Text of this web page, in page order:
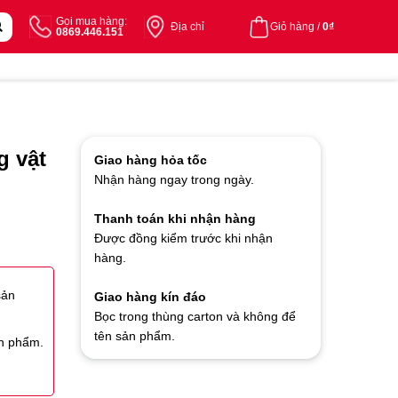
Gọi mua hàng:
0869.446.151
Địa chỉ Giỏ hàng /0₫
vật
phẩm.
Giao hàng hỏa tốc
Nhận hàng ngay trong ngày.
Thanh toán khi nhận hàng
Được đồng kiểm trước khi nhận
hàng.
Giao hàng kín đáo
Bọc trong thùng carton và không để
tên sản phẩm.